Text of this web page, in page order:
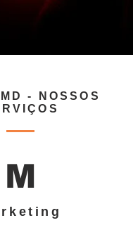
- NOSSOS
M